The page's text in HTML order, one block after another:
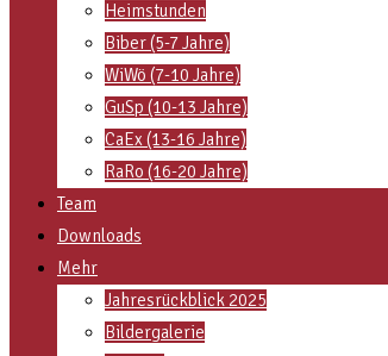
Heimstunden
Biber (5-7 Jahre)
WiWö (7-10 Jahre)
GuSp (10-13 Jahre)
CaEx (13-16 Jahre)
RaRo (16-20 Jahre)
Team
Downloads
Mehr
Jahresrückblick 2025
Bildergalerie